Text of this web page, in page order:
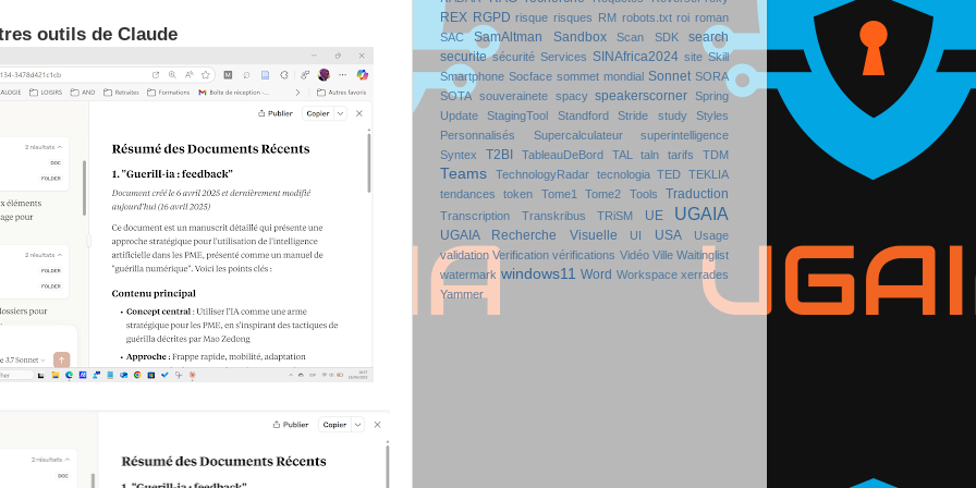
outils de Claude
REX RGPD risque risques RM robots.txt roi roman
SAC
SamAltman Sandbox Scan SDK
search
securite sécurité Services SINAfrica2024 site Skill
Smartphone Socface sommet mondial Sonnet SORA
SOTA souverainete spacy speakerscorner Spring
Update
StagingTool Standford Stride study
Styles
Personnalisés
Supercalculateur
superintelligence
Syntex
T2BI TableauDeBord TAL taln tarifs TDM
Teams TechnologyRadar tecnologia TED TEKLIA
tendances
token Tome1 Tome2 Tools Traduction
Transcription Transkribus TRiSM UE UGAIA
UGAIA Recherche Visuelle UI USA
Usage
validation Verification vérifications Vidéo Ville Waitinglist
watermark windows11 Word Workspace xerrades
Yammer